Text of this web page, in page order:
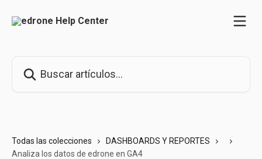
Todas las colecciones
DASHBOARDS Y REPORTES
Analiza los datos de edrone en GA4